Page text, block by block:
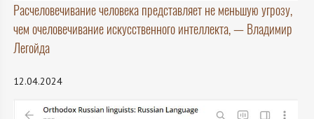
Расчеловечивание человека представляет не меньшую угрозу,
чем очеловечивание искусственного интеллекта, — Владимир
Легойда
12.04.2024